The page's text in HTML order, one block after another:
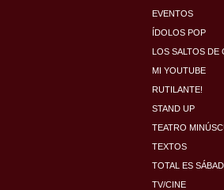
EVENTOS
ÍDOLOS POP
LOS SALTOS DE
MI YOUTUBE
RUTILANTE!
STAND UP
TEATRO
TEXTOS
TOTAL ES
TV/CINE